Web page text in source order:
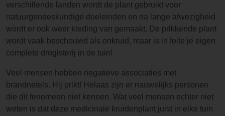
verschillende landen wordt de plant gebruikt voor
natuurgeneeskundige doeleinden en na lange afwezigheid
wordt er ook weer kleding van gemaakt. De prikkende plant
wordt vaak beschouwd als onkruid, maar is in feite je eigen
complete drogisterij in de tuin!
Veel mensen hebben negatieve associaties met
brandnetels. Hij prikt! Helaas zijn er nauwelijks personen
die dit fenomeen niet kennen. Wat veel mensen echter niet
weten is dat deze medicinale kruidenplant juist in elke tuin